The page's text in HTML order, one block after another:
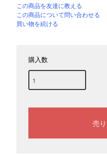
この商品を友達に教える
この商品について問い合わせる
買い物を続ける
購入数